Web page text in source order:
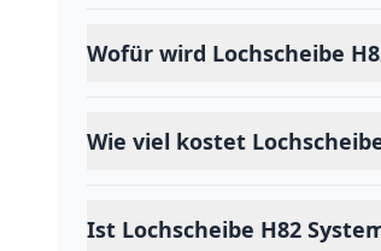
Wofür wird Lochscheibe
Wie viel kostet
Ist Lochscheibe H82